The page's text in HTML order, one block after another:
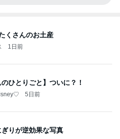
くさんのお土産
1日前
のひとりごと】ついに？！
5日前
りが逆効果な写真